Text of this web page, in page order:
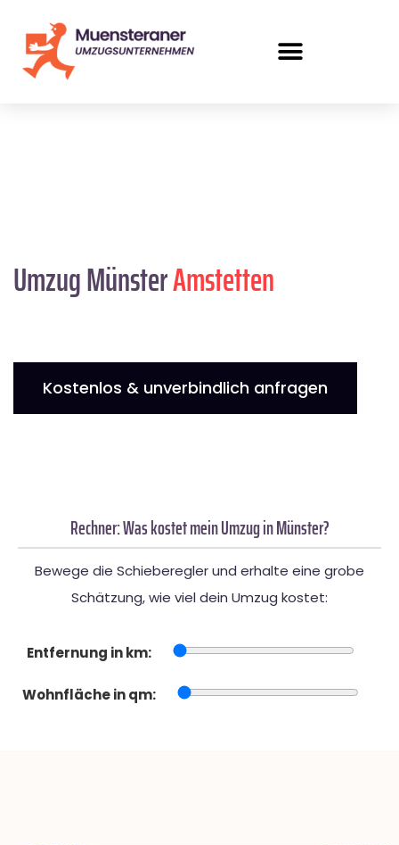
Umzug MünsterAmstetten
Kostenlos & unverbindlich anfragen
Rechner: Was kostet mein Umzug in Münster?
Bewege die Schieberegler und erhalte eine grobe
Schätzung, wie viel dein Umzug kostet:
Entfernung in km:
Wohnfläche in qm: